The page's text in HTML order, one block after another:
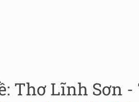
Thơ Lĩnh Sơn -